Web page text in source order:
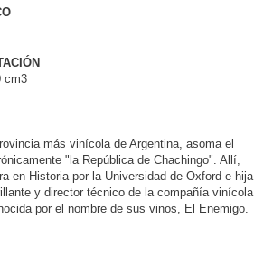
cm3
más vinícola de Argentina, asoma el
"la República de Chachingo". Allí,
en Historia por la Universidad de Oxford e hija
y director técnico de la compañía vinícola
por el nombre de sus vinos, El Enemigo.